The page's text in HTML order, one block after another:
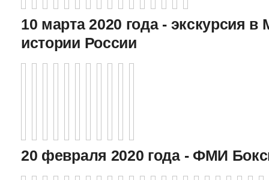
10 марта 2020 года - экскурсия в
истории России
20 февраля 2020 года - ФМИ